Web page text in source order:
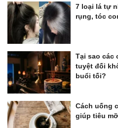
7 loại lá tự
rụng, tóc
Tại sao các
tuyệt đối
buổi tối?
Cách uống
giúp tiêu